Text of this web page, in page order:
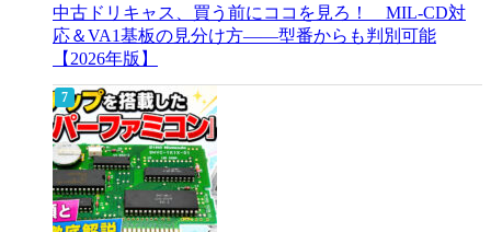
中古ドリキャス、買う前にココを見ろ！ MIL-CD対
応＆VA1基板の見分け方——型番からも判別可能
【2026年版】